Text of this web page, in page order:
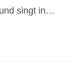
singt in…